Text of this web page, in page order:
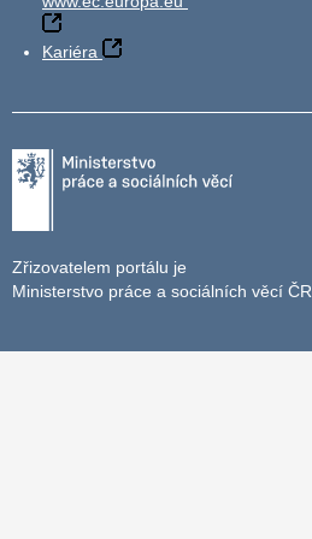
Kariéra
Zřizovatelem portálu je
Ministerstvo práce a sociálních věcí ČR